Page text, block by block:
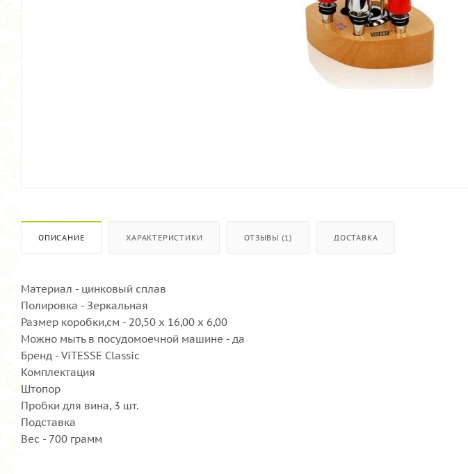
ОПИСАНИЕ ХАРАКТЕРИСТИКИ ОТЗЫВЫ (1) ДОСТАВКА
Материал - цинковый сплав
Полировка - Зеркальная
Размер коробки,см - 20,50 х 16,00 х 6,00
Можно мыть в посудомоечной машине - да
Бренд - ViTESSE Classic
Комплектация
Штопор
Пробки для вина, 3 шт.
Подставка
Вес - 700 грамм